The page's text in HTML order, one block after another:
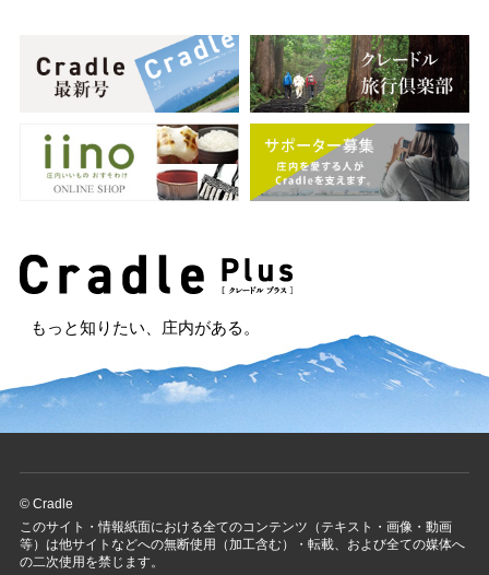
もっと知りたい、庄内がある。
© Cradle
このサイト・情報紙面における全てのコンテンツ（テキスト・画像・動画
等）は他サイトなどへの無断使用（加工含む）・転載、および全ての媒体へ
の二次使用を禁じます。